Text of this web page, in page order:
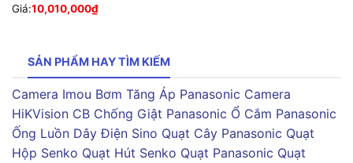
Giá:10,010,000₫
SẢN PHẨM HAY TÌM KIẾM
Camera Imou Bơm Tăng Áp Panasonic Camera
HiKVision CB Chống Giật Panasonic Ổ Cắm Panasonic
Ống Luồn Dây Điện Sino Quạt Cây Panasonic Quạt
Hộp Senko Quạt Hút Senko Quạt Panasonic Quạt